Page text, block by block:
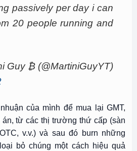
passively per day i can
20 people running and
Guy ₿ (@MartiniGuyYT)
của mình để mua lại GMT,
từ các thị trường thứ cấp (sàn
v.v.) và sau đó burn những
bỏ chúng một cách hiệu quả